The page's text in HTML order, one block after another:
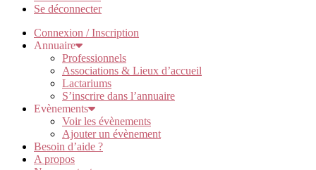
Se déconnecter
Connexion / Inscription
Annuaire
Professionnels
Associations & Lieux d’accueil
Lactariums
S’inscrire dans l’annuaire
Evènements
Voir les évènements
Ajouter un évènement
Besoin d’aide ?
A propos